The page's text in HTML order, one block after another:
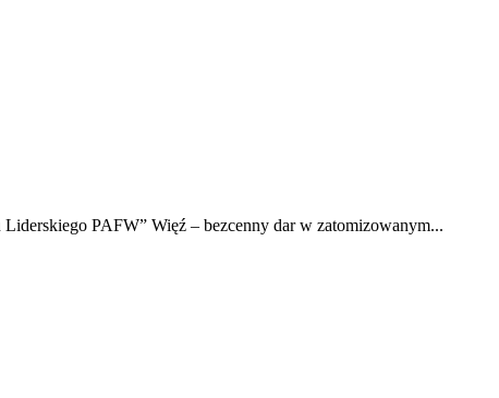
PAFW” Więź – bezcenny dar w zatomizowanym...